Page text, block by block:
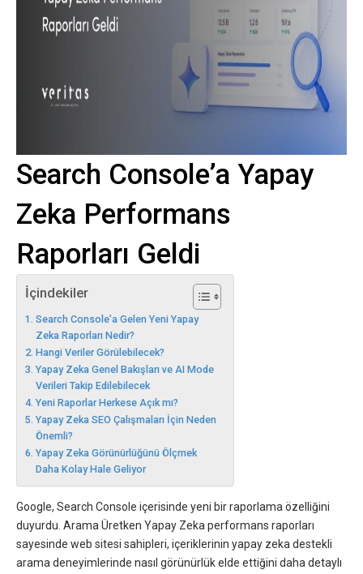
Search Console’a Yapay
Zeka Performans
Raporları Geldi
İçindekiler
Search Console’a Gelen Yeni Yapay
Zeka Raporları Nedir?
Hangi Veriler Görülebilecek?
Yapay Zeka Genel Bakışları ve AI Mode
Verileri Takip Edilebilecek
Yeni Raporlar Herkese Açık mı?
Yapay Zeka SEO Çalışmaları İçin Neden
Önemli?
Yapay Zeka Görünürlüğünü Ölçmek
Daha Kolay Hale Geliyor
Google, Search Console içerisinde yeni bir raporlama özelliğini
duyurdu. Arama Üretken Yapay Zeka performans raporları
sayesinde web sitesi sahipleri, içeriklerinin yapay zeka destekli
arama deneyimlerinde nasıl görünürlük elde ettiğini daha detaylı